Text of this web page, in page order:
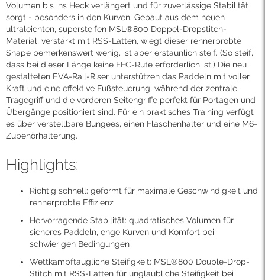
Volumen bis ins Heck verlängert und für zuverlässige Stabilität
sorgt - besonders in den Kurven. Gebaut aus dem neuen
ultraleichten, supersteifen MSL®800 Doppel-Dropstitch-
Material, verstärkt mit RSS-Latten, wiegt dieser rennerprobte
Shape bemerkenswert wenig, ist aber erstaunlich steif. (So steif,
dass bei dieser Länge keine FFC-Rute erforderlich ist.) Die neu
gestalteten EVA-Rail-Riser unterstützen das Paddeln mit voller
Kraft und eine effektive Fußsteuerung, während der zentrale
Tragegriff und die vorderen Seitengriffe perfekt für Portagen und
Übergänge positioniert sind. Für ein praktisches Training verfügt
es über verstellbare Bungees, einen Flaschenhalter und eine M6-
Zubehörhalterung.
Highlights:
Richtig schnell: geformt für maximale Geschwindigkeit und
rennerprobte Effizienz
Hervorragende Stabilität: quadratisches Volumen für
sicheres Paddeln, enge Kurven und Komfort bei
schwierigen Bedingungen
Wettkampftaugliche Steifigkeit: MSL®800 Double-Drop-
Stitch mit RSS-Latten für unglaubliche Steifigkeit bei